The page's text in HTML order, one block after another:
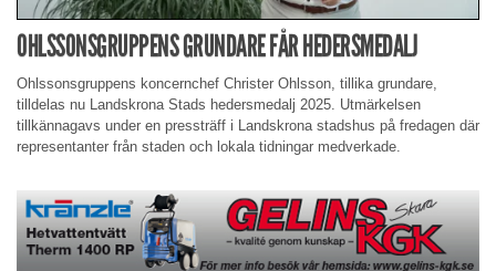
OHLSSONSGRUPPENS GRUNDARE FÅR HEDERSMEDALJ
Ohlssonsgruppens koncernchef Christer Ohlsson, tillika grundare,
tilldelas nu Landskrona Stads hedersmedalj 2025. Utmärkelsen
tillkännagavs under en pressträff i Landskrona stadshus på fredagen där
representanter från staden och lokala tidningar medverkade.